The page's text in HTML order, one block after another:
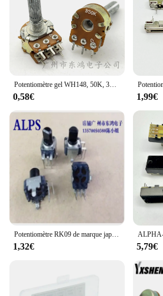
Potentiomètre gel WH148, 50K, 30mm, 1 pièce
0,58€ 1,99€
Potentiomètre RK09 de marque japonaise ALPS, double B10K, 8 axes, avec un total de 5 broches, 1 pièce La coque extérieure est oxydant
1,32€ 5,79€